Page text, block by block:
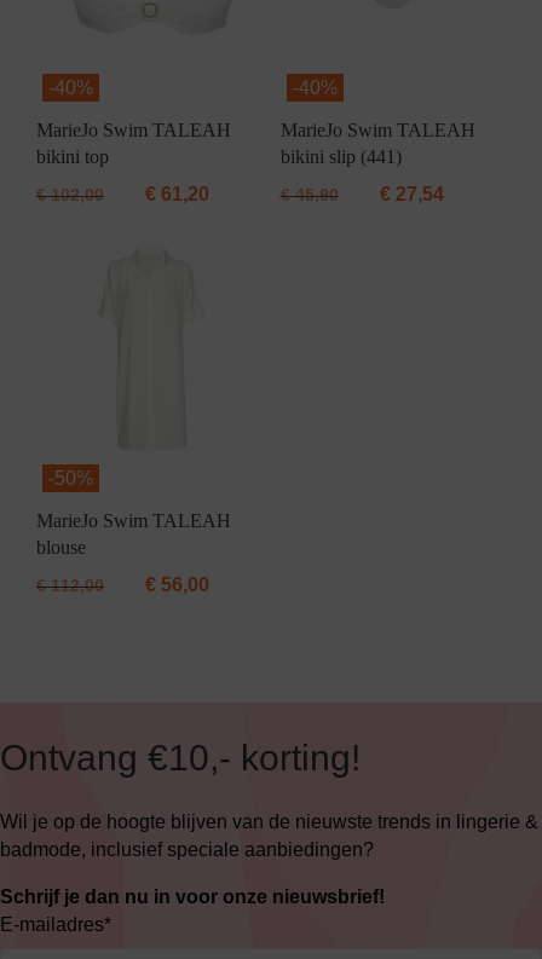
-40%
MarieJo Swim TALEAH
bikini top
€102,00 € 61,20
-40%
MarieJo Swim TALEAH
bikini slip (441)
€45,90 €27,54
-50%
MarieJo Swim TALEAH
blouse
€112,00 € 56,00
Ontvang €10,- korting!
Wil je op de hoogte blijven van de nieuwste trends in lingerie &
badmode, inclusief speciale aanbiedingen?
Schrijf je dan nu in voor onze nieuwsbrief!
E-mailadres*